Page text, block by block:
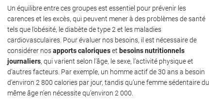
Un équilibre entre ces groupes est essentiel pour prévenir les
carences et les excès, qui peuvent mener à des problèmes de santé
tels que l’obésité, le diabète de type 2 et les maladies
cardiovasculaires. Pour évaluer nos besoins, il est nécessaire de
considérer nosapports caloriqueset besoins nutritionnels
journaliers, qui varient selon l’âge, le sexe, l’activité physique et
d’autres facteurs. Par exemple, un homme actif de 30 ans a besoin
d’environ 2 800 calories par jour, tandis qu’une femme sédentaire du
même âge n’en nécessite qu’environ 2 000.